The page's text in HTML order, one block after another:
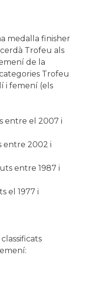
medalla finisher
Trofeu als
de la
Trofeu
i femení (els
entre el 2007 i
entre 2002 i
entre 1987 i
el 1977 i